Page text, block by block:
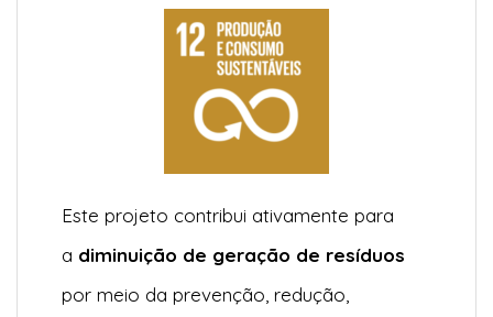
Este projeto contribui ativamente para
a diminuição de geração de resíduos
por meio da prevenção, redução,